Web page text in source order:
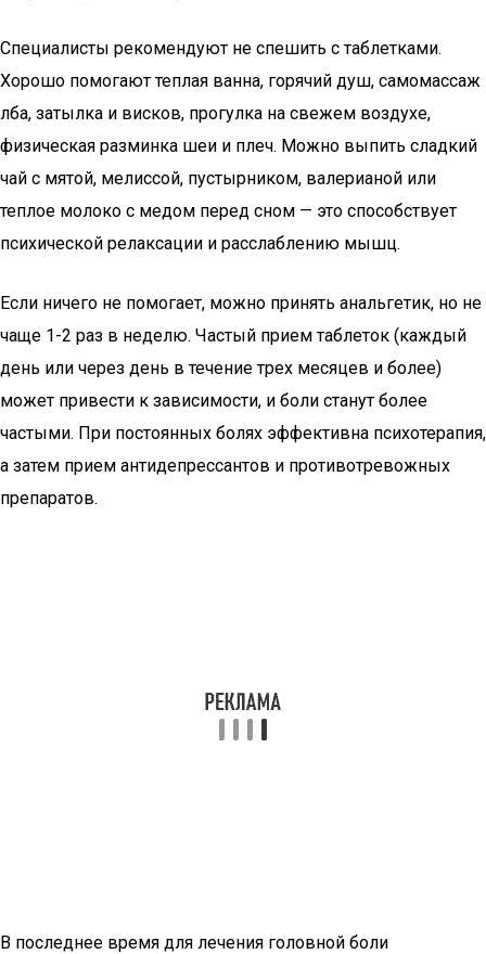
Специалисты рекомендуют не спешить с таблетками.
Хорошо помогают теплая ванна, горячий душ, самомассаж
лба, затылка и висков, прогулка на свежем воздухе,
физическая разминка шеи и плеч. Можно выпить сладкий
чай с мятой, мелиссой, пустырником, валерианой или
теплое молоко с медом перед сном — это способствует
психической релаксации и расслаблению мышц.
Если ничего не помогает, можно принять анальгетик, но не
чаще 1-2 раз в неделю. Частый прием таблеток (каждый
день или через день в течение трех месяцев и более)
может привести к зависимости, и боли станут более
частыми. При постоянных болях эффективна психотерапия,
а затем прием антидепрессантов и противотревожных
препаратов.
В последнее время для лечения головной боли